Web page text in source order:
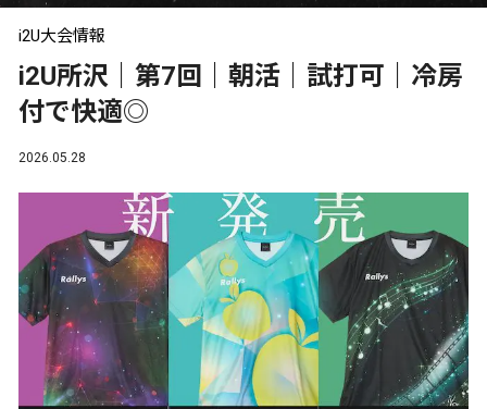
i2U大会情報
i2U所沢｜第7回｜朝活｜試打可｜冷房
付で快適◎
2026.05.28